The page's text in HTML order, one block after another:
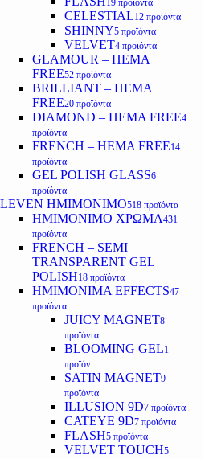
19 προϊόντα
CELESTIAL12 προϊόντα
SHINNY5 προϊόντα
VELVET4 προϊόντα
GLAMOUR – HEMA
FREE52 προϊόντα
BRILLIANT – HEMA
FREE20 προϊόντα
DIAMOND – HEMA FREE4
προϊόντα
FRENCH – HEMA FREE14
προϊόντα
GEL POLISH GLASS6
προϊόντα
LEVEN ΗΜΙΜΟΝΙΜΟ518 προϊόντα
ΗΜΙΜΟΝΙΜΟ ΧΡΩΜΑ431
προϊόντα
FRENCH – SEMI
TRANSPARENT GEL
POLISH18 προϊόντα
HMIMONIMA EFFECTS47
προϊόντα
JUICY MAGNET8
προϊόντα
BLOOMING GEL1
προϊόν
SATIN MAGNET9
προϊόντα
ILLUSION 9D7 προϊόντα
CATEYE 9D7 προϊόντα
FLASH5 προϊόντα
VELVET TOUCH5